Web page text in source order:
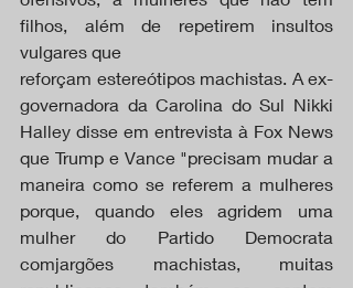
filhos, além de repetirem insultos
vulgares que
reforçam estereótipos machistas. A ex-
governadora da Carolina do Sul Nikki
Halley disse em entrevista à Fox News
que Trump e Vance "precisam mudar a
maneira como se referem a mulheres
porque, quando eles agridem uma
mulher do Partido Democrata
comjargões machistas, muitas